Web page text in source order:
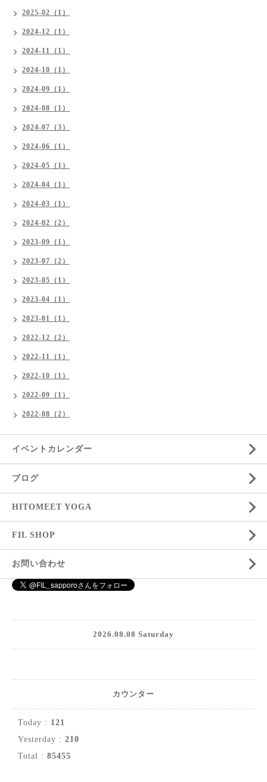
2025-02（1）
2024-12（1）
2024-11（1）
2024-10（1）
2024-09（1）
2024-08（1）
2024-07（3）
2024-06（1）
2024-05（1）
2024-04（1）
2024-03（1）
2024-02（2）
2023-09（1）
2023-07（2）
2023-05（1）
2023-04（1）
2023-01（1）
2022-12（2）
2022-11（1）
2022-10（1）
2022-09（1）
2022-08（2）
イベントカレンダー
ブログ
HITOMEET YOGA
FIL SHOP
お問い合わせ
2026.08.08 Saturday
カウンター
Today : 121
Yesterday : 210
Total : 85455